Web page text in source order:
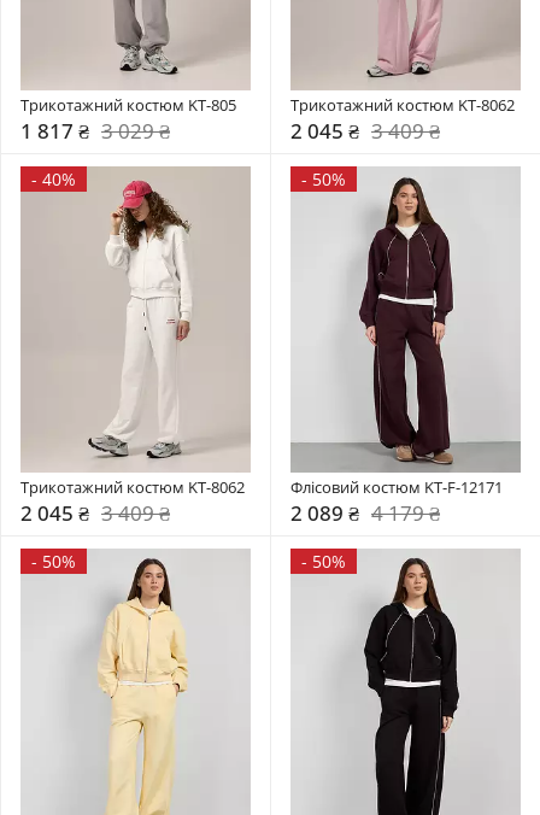
Трикотажний костюм KT-805
1 817 ₴ 3 029 ₴
Трикотажний костюм KT-8062
2 045 ₴ 3 409 ₴
- 40%
Трикотажний костюм KT-8062
2 045 ₴ 3 409 ₴
- 50%
Флісовий костюм KT-F-12171
2 089 ₴ 4 179 ₴
- 50% - 50%